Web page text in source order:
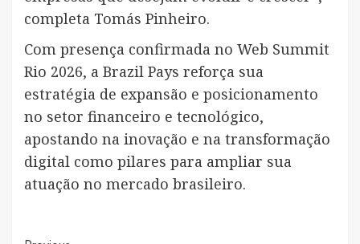
completa Tomás Pinheiro.
Com presença confirmada no Web Summit
Rio 2026, a Brazil Pays reforça sua
estratégia de expansão e posicionamento
no setor financeiro e tecnológico,
apostando na inovação e na transformação
digital como pilares para ampliar sua
atuação no mercado brasileiro.